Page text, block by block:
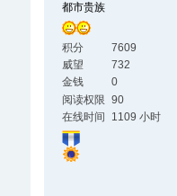
都市贵族
积分
7609
威望
732
金钱
0
阅读权限 90
在线时间
1109 小时